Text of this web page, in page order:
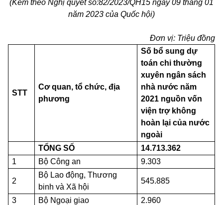
(Kèm theo Nghị quyết số:82/2023/QH15 ngày09 tháng 01
năm 2023 của Quốc hội)
Đơn vị: Triệu đồng
STT
Cơ quan, tổ chức, địa
phương
Số bổ sung dự
toán chi thường
xuyên ngân sách
nhà nước năm
2021 nguồn vốn
viện trợ không
hoàn lại của nước
ngoài
TỔNG SỐ
14.713.362
1
Bộ Công an 9.303
2
Bộ Lao động, Thương
binh và Xã hội
545.885
3 Bộ Ngoại giao
2.960